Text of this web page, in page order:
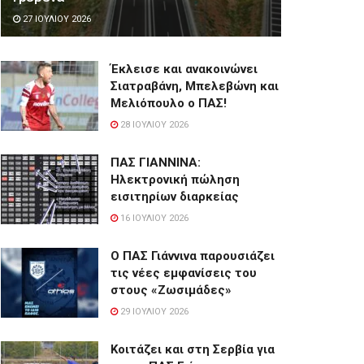
27 ΙΟΥΛΊΟΥ 2026
Έκλεισε και ανακοινώνει
Σιατραβάνη, Μπελεβώνη και
Μελιόπουλο ο ΠΑΣ!
28 ΙΟΥΛΊΟΥ 2026
ΠΑΣ ΓΙΑΝΝΙΝΑ:
Hλεκτρονική πώληση
εισιτηρίων διαρκείας
16 ΙΟΥΛΊΟΥ 2026
Ο ΠΑΣ Γιάννινα παρουσιάζει
τις νέες εμφανίσεις του
στους «Ζωσιμάδες»
29 ΙΟΥΛΊΟΥ 2026
Κοιτάζει και στη Σερβία για